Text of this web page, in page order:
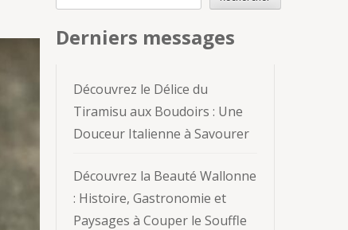
Derniers messages
Découvrez le Délice du
Tiramisu aux Boudoirs : Une
Douceur Italienne à Savourer
Découvrez la Beauté Wallonne
: Histoire, Gastronomie et
Paysages à Couper le Souffle